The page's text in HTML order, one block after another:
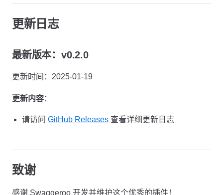
更新日志
最新版本：v0.2.0
更新时间：2025-01-19
更新内容：
请访问 GitHub Releases 查看详细更新日志
致谢
感谢 Swaggeroo 开发并维护这个优秀的插件！